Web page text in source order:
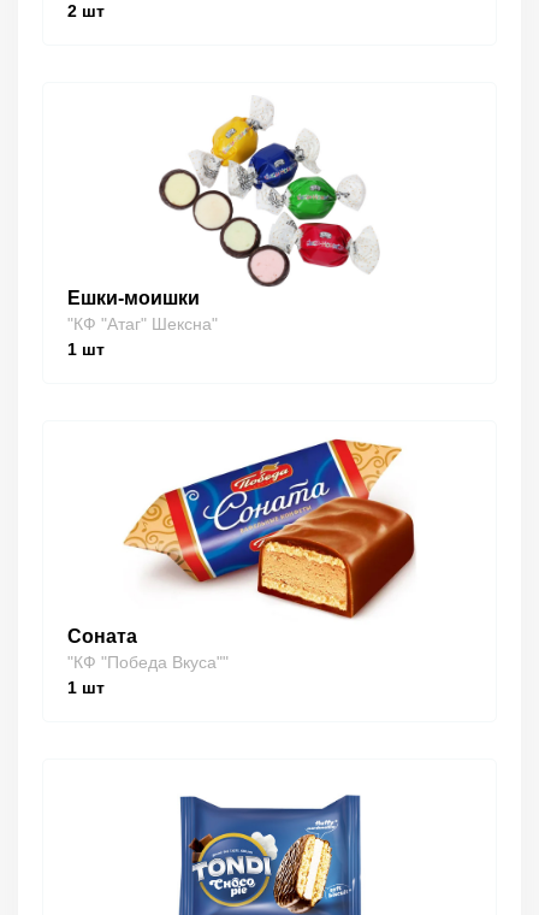
2 шт
Ешки-моишки
"КФ "Атаг" Шексна"
1 шт
Соната
"КФ "Победа Вкуса""
1 шт